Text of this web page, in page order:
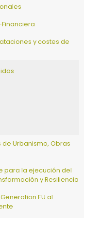
y costes de
Urbanismo, Obras
para la ejecución del
y Resiliencia
EU al